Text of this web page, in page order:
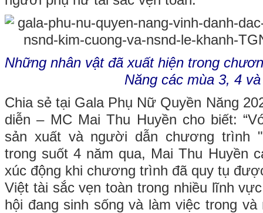
Những nhân vật đã xuất hiện trong
Năng các mùa 3, 4
Chia sẻ tại Gala Phụ Nữ Quyền Năng
diễn – MC Mai Thu Huyền cho biết:
sản xuất và người dẫn chương trình
trong suốt 4 năm qua, Mai Thu Huyền
xúc động khi chương trình đã quy tụ
Việt tài sắc vẹn toàn trong nhiều lĩnh
hội đang sinh sống và làm việc trong